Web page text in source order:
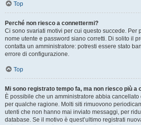
Top
Perché non riesco a connettermi?
Ci sono svariati motivi per cui questo succede. Per
nome utente e password siano corretti. Di solito il
contatta un amministratore: potresti essere stato
errore di configurazione.
Top
Mi sono registrato tempo fa, ma non riesco più a
È possibile che un amministratore abbia
per qualche ragione. Molti siti rimuovono
utenti che non hanno mai inviato messaggi, per
database. Se il motivo è quest’ultimo registrati